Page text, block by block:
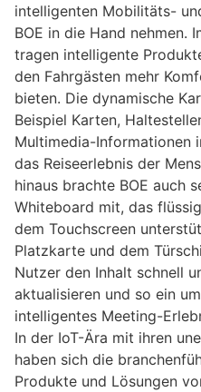
intelligenten Mobilitäts-
BOE in die Hand nehmen.
tragen intelligente
den Fahrgästen mehr
bieten. Die dynamische
Beispiel Karten,
Multimedia-Informationen
das Reiseerlebnis der
hinaus brachte BOE auch
Whiteboard mit, das
dem Touchscreen
Platzkarte und dem
Nutzer den Inhalt schnell
aktualisieren und so ein
intelligentes Meeting-
In der IoT-Ära mit ihren
haben sich die
Produkte und Lösungen